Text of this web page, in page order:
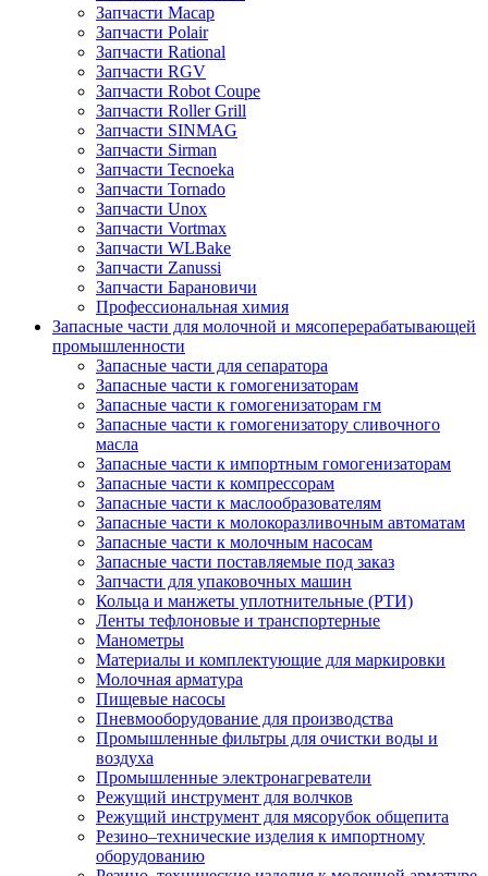
Запчасти Macap
Запчасти Polair
Запчасти Rational
Запчасти RGV
Запчасти Robot Coupe
Запчасти Roller Grill
Запчасти SINMAG
Запчасти Sirman
Запчасти Tecnoeka
Запчасти Tornado
Запчасти Unox
Запчасти Vortmax
Запчасти WLBake
Запчасти Zanussi
Запчасти Барановичи
Профессиональная химия
Запасные части для молочной и мясоперерабатывающей
промышленности
Запасные части для сепаратора
Запасные части к гомогенизаторам
Запасные части к гомогенизаторам гм
Запасные части к гомогенизатору сливочного
масла
Запасные части к импортным гомогенизаторам
Запасные части к компрессорам
Запасные части к маслообразователям
Запасные части к молокоразливочным автоматам
Запасные части к молочным насосам
Запасные части поставляемые под заказ
Запчасти для упаковочных машин
Кольца и манжеты уплотнительные (РТИ)
Ленты тефлоновые и транспортерные
Манометры
Материалы и комплектующие для маркировки
Молочная арматура
Пищевые насосы
Пневмооборудование для производства
Промышленные фильтры для очистки воды и
воздуха
Промышленные электронагреватели
Режущий инструмент для волчков
Режущий инструмент для мясорубок общепита
Резино–технические изделия к импортному
оборудованию